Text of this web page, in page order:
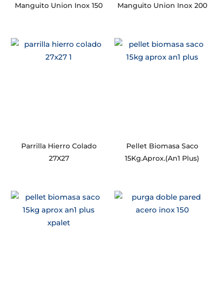
Manguito Union Inox 150 Manguito Union Inox 200
Parrilla Hierro Colado
27X27
Pellet Biomasa Saco
15Kg.Aprox.(An1 Plus)